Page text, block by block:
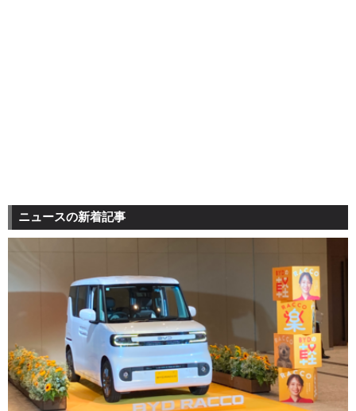
ニュースの新着記事